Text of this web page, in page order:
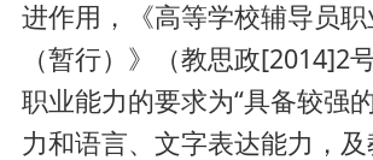
进作用，《高等学校辅导员
（暂行）》（教思政[2014]2
职业能力的要求为“具备较强
力和语言、文字表达能力，